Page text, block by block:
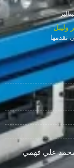
وليبل
تقدمها
علي فهمي